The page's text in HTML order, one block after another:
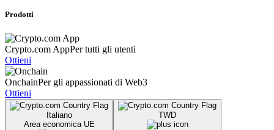
Prodotti
Crypto.com AppPer tutti gli utenti
Ottieni
OnchainPer gli appassionati di Web3
Ottieni
Italiano
Area economica UE
TWD